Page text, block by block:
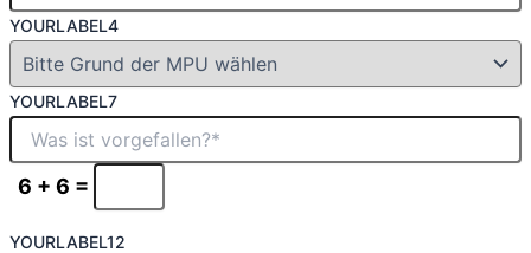
YOURLABEL4
YOURLABEL7
6 + 6 =
YOURLABEL12